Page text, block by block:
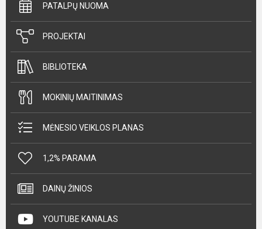
PATALPŲ NUOMA
PROJEKTAI
BIBLIOTEKA
MOKINIŲ MAITINIMAS
MĖNESIO VEIKLOS PLANAS
1,2% PARAMA
DAINŲ ŽINIOS
YOUTUBE KANALAS